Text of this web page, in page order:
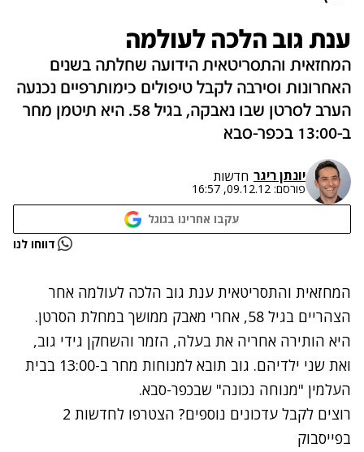
ענת גוב הלכה לעולמה
המחזאית והתסריטאית הידועה שחלתה בשנים
האחרונות וסירבה לקבל טיפולים כימותרפיים נכנעה
הערב לסרטן שבו נאבקה, בגיל 58. היא תיטמן מחר
ב-13:00 בכפר-סבא
יונתן ריגר חדשות
פורסם: 09.12.12, 16:57
עקבו אחרינו בגוגל
נתקלנו בבעיה דווחו לנו
המחזאית והתסריטאית ענת גוב הלכה לעולמה אחר
הצהריים בגיל 58, אחרי מאבק ממושך במחלת הסרטן.
היא הותירה אחריה את בעלה, הזמר והשחקן גידי גוב,
ואת שני ילדיהם. גוב תובא למנוחות מחר ב-13:00 בבית
העלמין "מנוחה נכונה" שבכפר-סבא.
רוצים לקבל עדכונים נוספים? הצטרפו לחדשות 2
בפייסבוק